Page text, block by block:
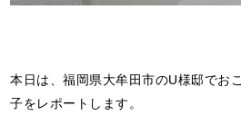
本日は、福岡県大牟田市のU様邸でお
子をレポートします。